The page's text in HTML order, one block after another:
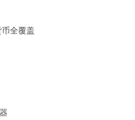
全覆盖